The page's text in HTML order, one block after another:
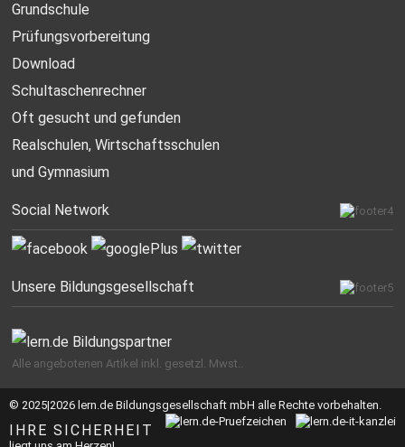
Grundschule
Prüfungsvorbereitung
Download
Schultaschenrechner
Oft gesucht und gefunden
Realschulen,Wirtschaftsschulen
und Gymnasium
Social Network
Unsere Bildungsgesellschaft
Alle angebotenen Artikel inkl. gesetzl. Mwst..
© 2025|2026 lern.de Bildungsgesellschaft mbH alle Rechte vorbehalten.
IHRE SICHERHEIT